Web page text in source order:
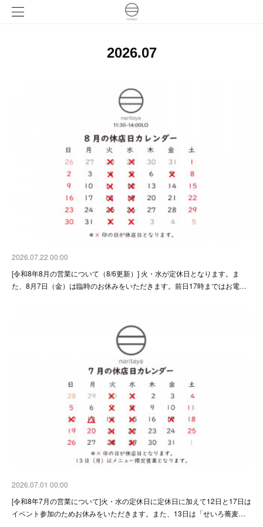
2026.07
2026.07.22 00:00
[令和8年8月の営業について（8/6更新）] 火・水が定休日となります。ま
た、8月7日（金）は臨時のお休みをいただきます。前日17時まではお電…
2026.07.01 00:00
[令和8年7月の営業について]火・水の定休日に定休日に加えて12日と17日は
イベント参加のためお休みをいただきます。また、13日は「せいろ蕎麦…